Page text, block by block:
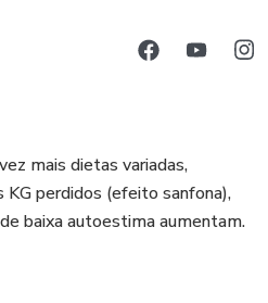
mais dietas variadas,
perdidos (efeito sanfona),
baixa autoestima aumentam.